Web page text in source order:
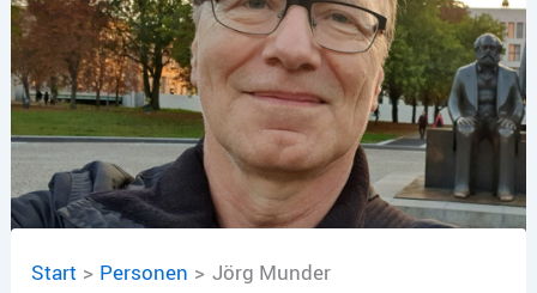
Start Personen Jörg Munder